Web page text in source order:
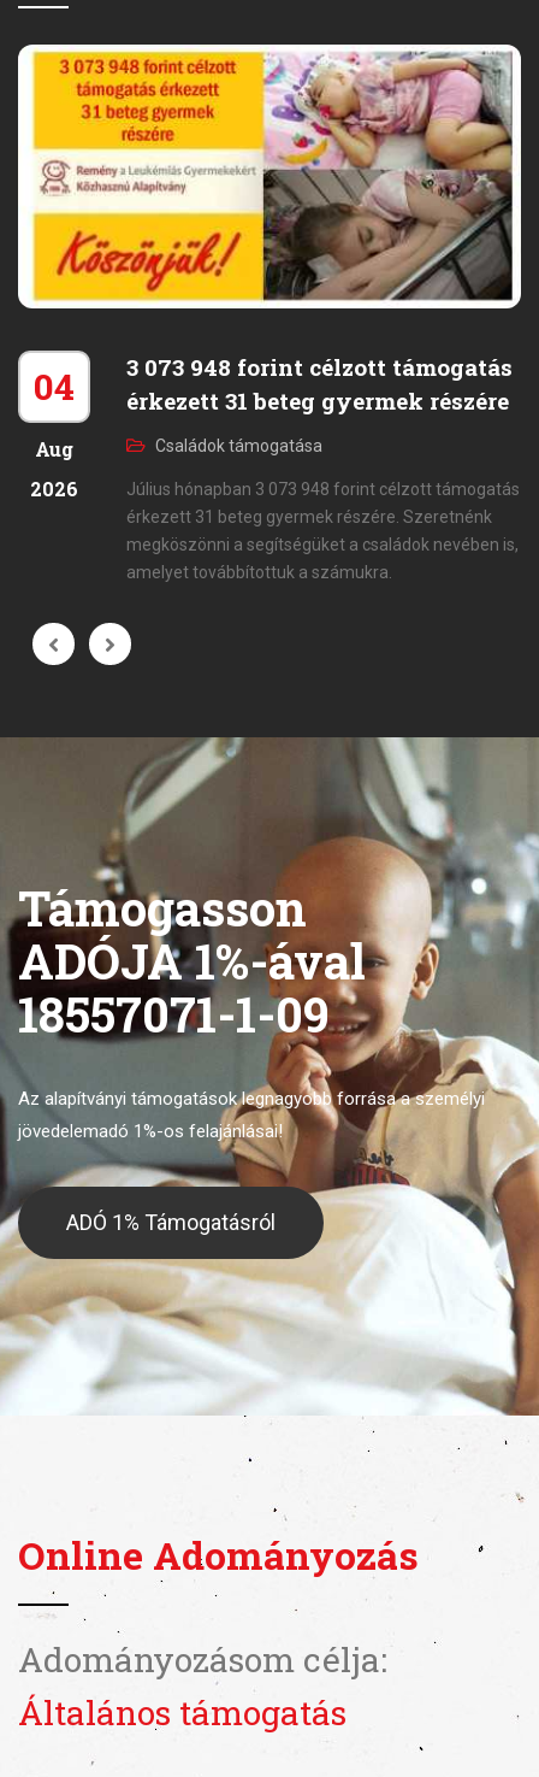
04
Aug
2026
3 073 948 forint célzott támogatás
érkezett 31 beteg gyermek részére
Családok támogatása
Július hónapban 3 073 948 forint célzott támogatás
érkezett 31 beteg gyermek részére. Szeretnénk
megköszönni a segítségüket a családok nevében is,
amelyet továbbítottuk a számukra.
Támogasson
ADÓJA 1%-ával
18557071-1-09
Az alapítványi támogatások legnagyobb forrásaa személyi
jövedelemadó 1%-os felajánlásai!
ADÓ 1% Támogatásról
Online Adományozás
Adományozásom célja:
Általános támogatás